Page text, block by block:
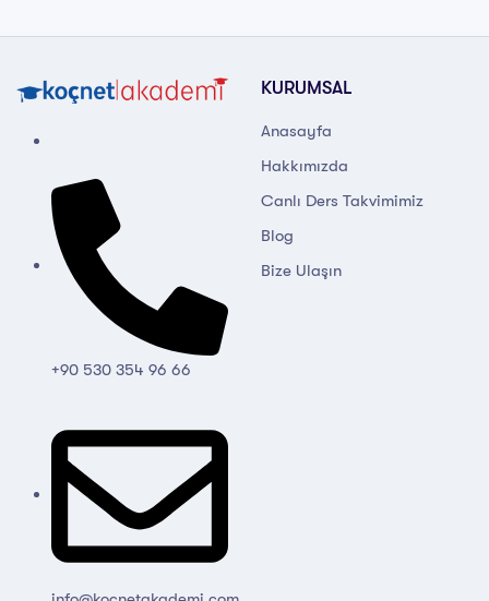
+90 530 354 96 66
KURUMSAL
Anasayfa
Hakkımızda
Canlı Ders Takvimimiz
Blog
Bize Ulaşın